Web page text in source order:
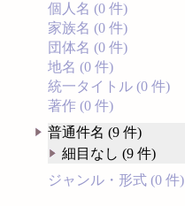
個人名 (0 件)
家族名 (0 件)
団体名 (0 件)
地名 (0 件)
統一タイトル (0 件)
著作 (0 件)
普通件名 (9 件)
細目なし (9 件)
ジャンル・形式 (0 件)